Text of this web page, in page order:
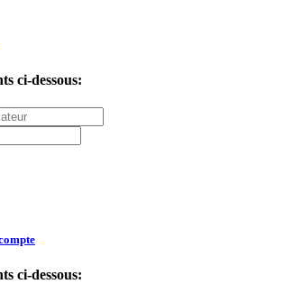
ci-dessous:
ci-dessous: